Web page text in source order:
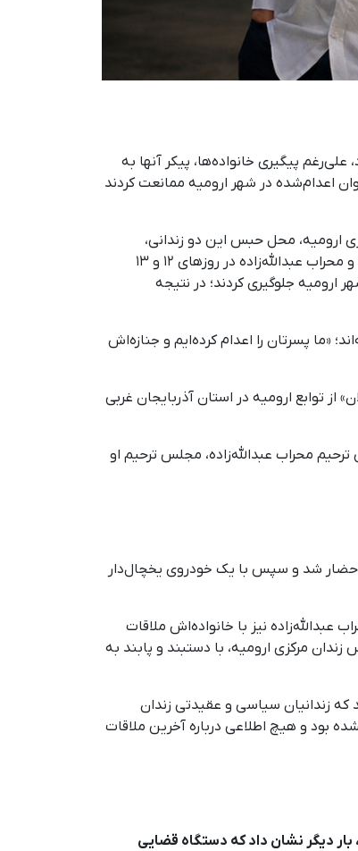
علی‌رغم پیگیری خانواده‌ها، پیکر آنها به
اعدام‌شده در شهر ارومیه ممانعت کردند
ارومیه، محل حبس این دو زندانی،
مراجعه کردند، اما مسئولان زندان به آنها گفته‌اند که «هیچ جنازه‌ای تحویل داده نخواهد شد». همچنین پس از اعدام ناصر بکرزاده و محراب عبدالله‌زاده در روزهای ۱۲ و ۱۳
شهر ارومیه جلوگیری کردند؛ در نتیجه
او تماس گرفته و گفته‌اند؛ «ما پسرتان را اعدام کرده‌ایم و جنازه‌اش
از توابع ارومیه در استان آذربایجان غربی
اشنویه و براساس آگهی ترحیم محراب عبدالله‌زاده، مجلس ترحیم او
زندان احضار شد و سپس با یک خودروی یخچال‌دار
عبدالله‌زاده نیز با خانواده‌اش ملاقات
مرکزی ارومیه، با دستبند و پابند به
که زندانیان سیاسی و عقیدتی زندان
بود و هیچ اطلاعی درباره آخرین ملاقات
بار دیگر نشان داد که دستگاه قضایی